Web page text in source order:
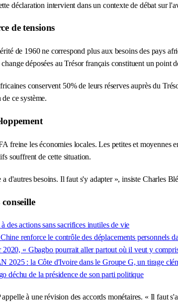
déclaration intervient dans un contexte de débat sur
de tensions
de 1960 ne correspond plus aux besoins des pays
déposées au Trésor français constituent un point
conservent 50% de leurs réserves auprès du
ce système.
freine les économies locales. Les petites et moyennes
souffrent de cette situation.
a d'autres besoins. Il faut s'y adapter », insiste Charles
des actions sans sacrifices inutiles de vie
renforce le contrôle des déplacements personnels
2020, « Gbagbo pourrait aller partout où il veut y
2025 : la Côte d'Ivoire dans le Groupe G, un tirage
déchu de la présidence de son parti politique
à une révision des accords monétaires. « Il faut